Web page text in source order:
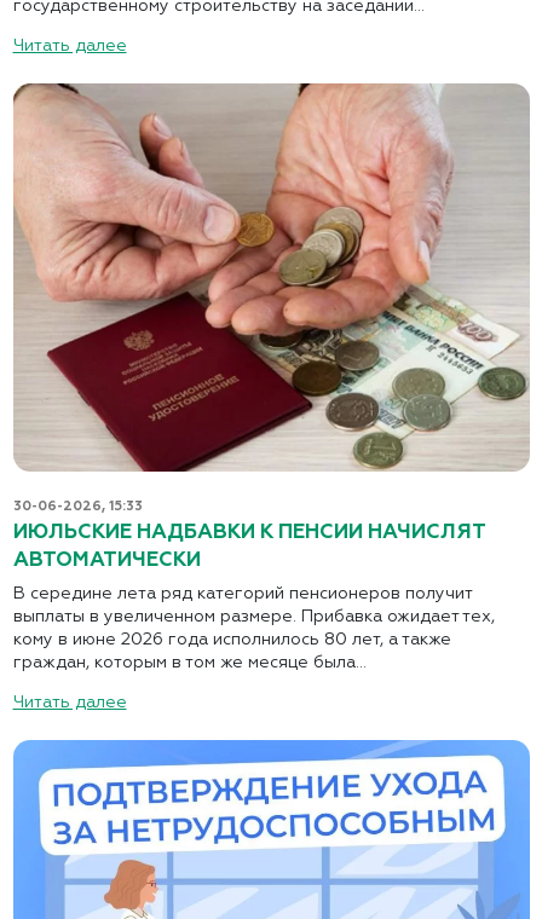
государственному строительству на заседании...
Читать далее
30-06-2026, 15:33
ИЮЛЬСКИЕ НАДБАВКИ К ПЕНСИИ НАЧИСЛЯТ
АВТОМАТИЧЕСКИ
В середине лета ряд категорий пенсионеров получит
выплаты в увеличенном размере. Прибавка ожидает тех,
кому в июне 2026 года исполнилось 80 лет, а также
граждан, которым в том же месяце была...
Читать далее